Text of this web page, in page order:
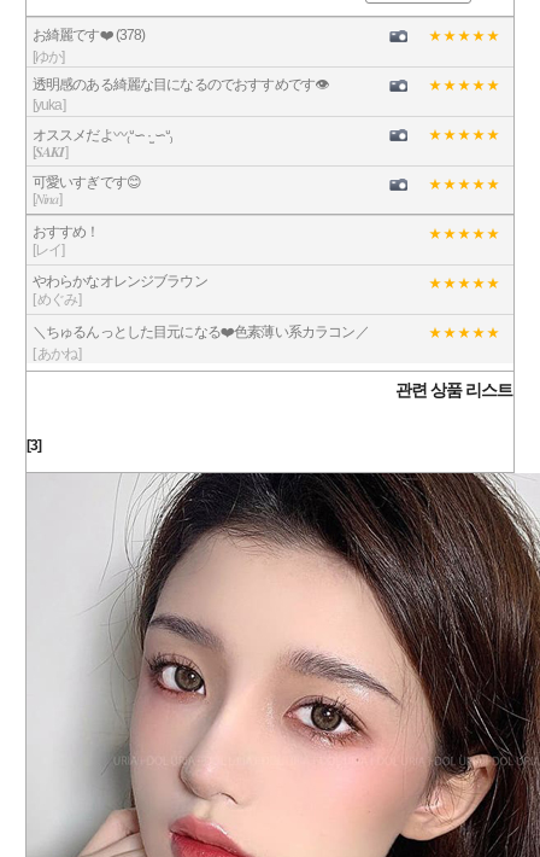
お綺麗です❤️ (378)
[ゆか]
透明感のある綺麗な目になるのでおすすめです👁
[yuka]
オススメだよ〰₍ᐡ∽ ·̫ ∽ᐡ₎
[𝑺𝑨𝑲𝑰]
可愛いすぎです😊
[𝑁𝑖𝑛𝑎]
おすすめ！
[レイ]
やわらかなオレンジブラウン
[ めぐみ]
＼ちゅるんっとした目元になる❤️色素薄い系カラコン／
[ あかね]
관련 상품 리스트
[3]